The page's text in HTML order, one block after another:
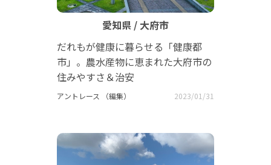
愛知県 / 大府市
だれもが健康に暮らせる「健康都
市」。農水産物に恵まれた大府市の
住みやすさ＆治安
アントレース （編集） 2023/01/31